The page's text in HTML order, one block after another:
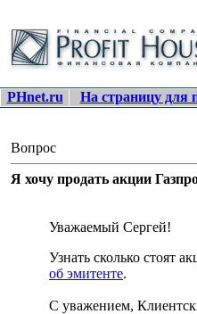
PHnet.ru
На страницу для
Вопрос
Я хочу продать акции
Уважаемый Сергей!
Узнать сколько стоят
об эмитенте.
С уважением,